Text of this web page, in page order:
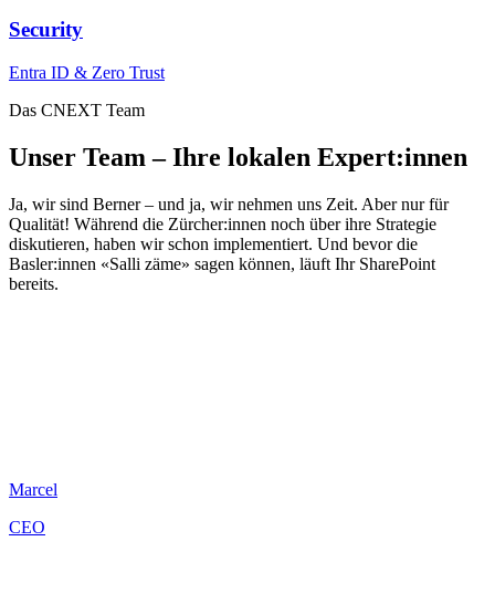
Security
Entra ID & Zero Trust
Das CNEXT Team
Unser Team – Ihre lokalen Expert:innen
Ja, wir sind Berner – und ja, wir nehmen uns Zeit. Aber nur für
Qualität! Während die Zürcher:innen noch über ihre Strategie
diskutieren, haben wir schon implementiert. Und bevor die
Basler:innen «Salli zäme» sagen können, läuft Ihr SharePoint
bereits.
Marcel
CEO